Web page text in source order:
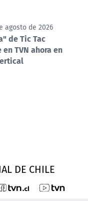
agosto de 2026
de Tic Tac
TVN ahora en
DE CHILE